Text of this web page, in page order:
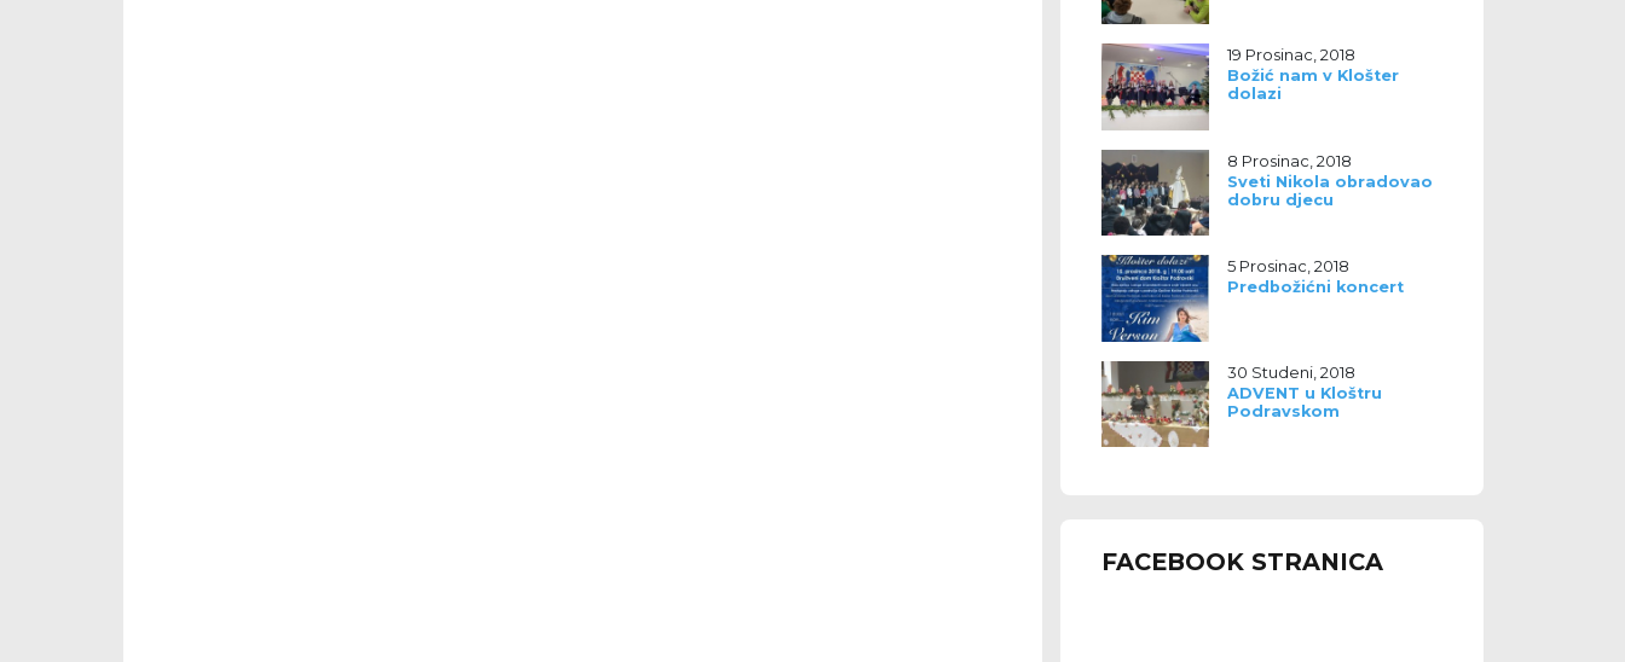
19 Prosinac, 2018
Božić nam v Klošter
dolazi
8 Prosinac, 2018
Sveti Nikola obradovao
dobru djecu
5 Prosinac, 2018
Predbožićni koncert
30 Studeni, 2018
ADVENT u Kloštru
Podravskom
FACEBOOK STRANICA